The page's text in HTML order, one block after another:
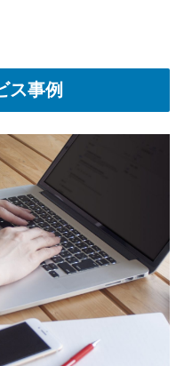
ス事例